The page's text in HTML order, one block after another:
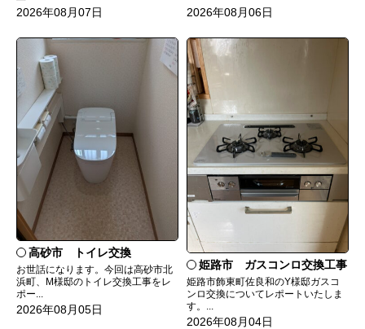
2026年08月07日 2026年08月06日
高砂市 トイレ交換
お世話になります。今回は高砂市北
浜町、M様邸のトイレ交換工事をレ
ポー...
2026年08月05日
姫路市 ガスコンロ交換工事
姫路市飾東町佐良和のY様邸ガスコ
ンロ交換についてレポートいたしま
す。...
2026年08月04日